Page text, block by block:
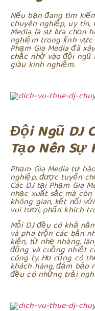
Nếu bạn đang tìm
chuyên nghiệp, uy tín,
Media là sự lựa chọn
nghiệm trong lĩnh
Phạm Gia Media đã
chắc nhờ vào đội ngũ
giàu kinh nghiệm.
Đội Ngũ DJ
Tạo Nên Sự
Phạm Gia Media tự
nghiệp, được tuyển
Các DJ tại Phạm Gia
nhạc xuất sắc mà
không gian, kết nối
vui tươi, phấn khích
Mỗi DJ đều có khả
và pha trộn các bản
kiện, từ nhẹ nhàng,
động và cuồng nhiệt
công ty. Họ cũng có
khách hàng, đảm
đều có những trải